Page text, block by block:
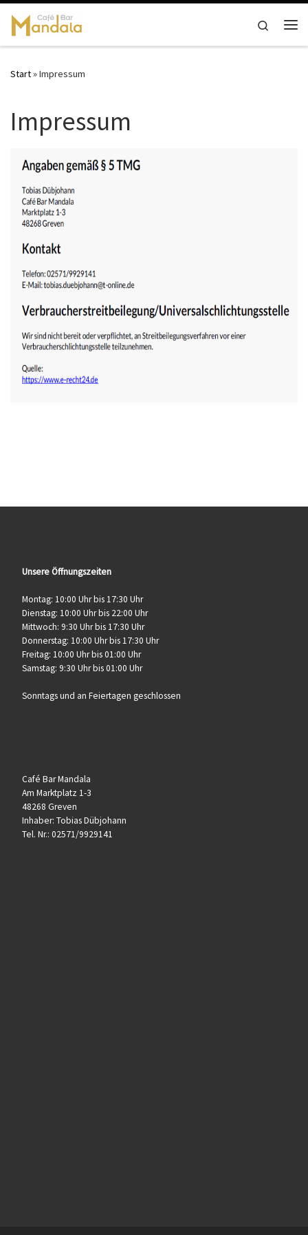
Zum Inhalt springen
Search
Start»Impressum
Impressum
Unsere Öffnungszeiten
Montag: 10:00 Uhr bis 17:30 Uhr
Dienstag: 10:00 Uhr bis 22:00 Uhr
Mittwoch: 9:30 Uhr bis 17:30 Uhr
Donnerstag: 10:00 Uhr bis 17:30 Uhr
Freitag: 10:00 Uhr bis 01:00 Uhr
Samstag: 9:30 Uhr bis 01:00 Uhr
Sonntags und an Feiertagen geschlossen
Café Bar Mandala
Am Marktplatz 1-3
48268 Greven
Inhaber: Tobias Dübjohann
Tel. Nr.: 02571/9929141